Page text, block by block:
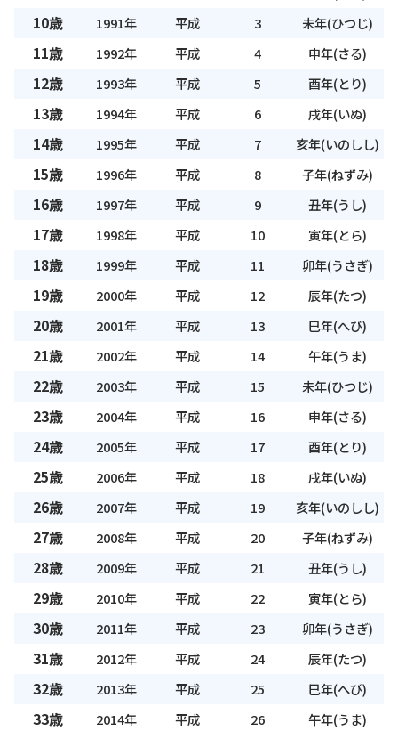
10歳 1991年 平成 3 未年(ひつじ)
11歳 1992年 平成 4 申年(さる)
12歳 1993年 平成 5 酉年(とり)
13歳 1994年 平成 6 戌年(いぬ)
14歳 1995年 平成 7 亥年(いのしし)
15歳 1996年 平成 8 子年(ねずみ)
16歳 1997年 平成 9 丑年(うし)
17歳 1998年 平成 10 寅年(とら)
18歳 1999年 平成 11 卯年(うさぎ)
19歳 2000年 平成 12 辰年(たつ)
20歳 2001年 平成 13 巳年(へび)
21歳 2002年 平成 14 午年(うま)
22歳 2003年 平成 15 未年(ひつじ)
23歳 2004年 平成 16 申年(さる)
24歳 2005年 平成 17 酉年(とり)
25歳 2006年 平成 18 戌年(いぬ)
26歳 2007年 平成 19 亥年(いのしし)
27歳 2008年 平成 20 子年(ねずみ)
28歳 2009年 平成 21 丑年(うし)
29歳 2010年 平成 22 寅年(とら)
30歳 2011年 平成 23 卯年(うさぎ)
31歳 2012年 平成 24 辰年(たつ)
32歳 2013年 平成 25 巳年(へび)
33歳 2014年 平成 26 午年(うま)